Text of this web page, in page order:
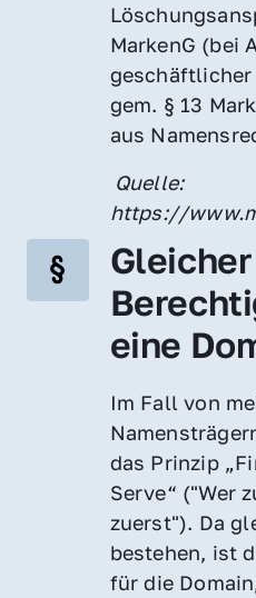
MarkenG (bei
geschäftlicher
gem. § 13
aus
https://
eine
Im Fall von
das Prinzip
Serve“ ("Wer
zuerst"). Da
bestehen, ist
für die